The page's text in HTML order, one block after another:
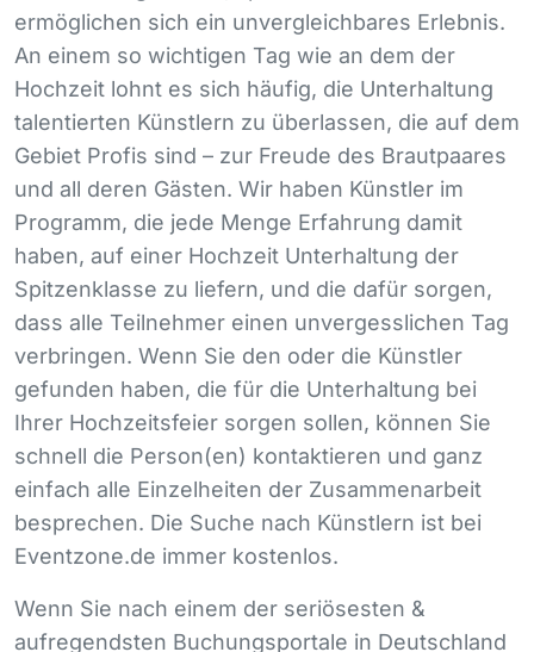
ermöglichen sich ein unvergleichbares Erlebnis.
An einem so wichtigen Tag wie an dem der
Hochzeit lohnt es sich häufig, die Unterhaltung
talentierten Künstlern zu überlassen, die auf dem
Gebiet Profis sind – zur Freude des Brautpaares
und all deren Gästen. Wir haben Künstler im
Programm, die jede Menge Erfahrung damit
haben, auf einer Hochzeit Unterhaltung der
Spitzenklasse zu liefern, und die dafür sorgen,
dass alle Teilnehmer einen unvergesslichen Tag
verbringen. Wenn Sie den oder die Künstler
gefunden haben, die für die Unterhaltung bei
Ihrer Hochzeitsfeier sorgen sollen, können Sie
schnell die Person(en) kontaktieren und ganz
einfach alle Einzelheiten der Zusammenarbeit
besprechen. Die Suche nach Künstlern ist bei
Eventzone.de immer kostenlos.
Wenn Sie nach einem der seriösesten &
aufregendsten Buchungsportale in Deutschland